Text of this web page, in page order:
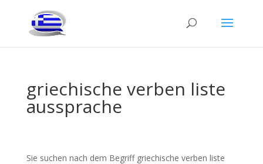
griechische verben liste
aussprache
Sie suchen nach dem Begriff griechische verben liste